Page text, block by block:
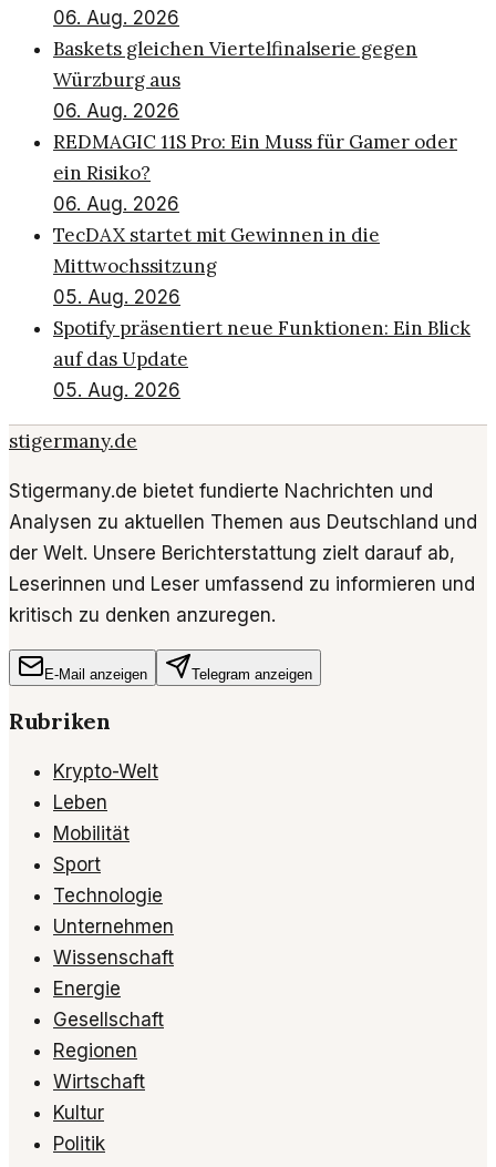
06. Aug. 2026
Baskets gleichen Viertelfinalserie gegen
Würzburg aus
06. Aug. 2026
REDMAGIC 11S Pro: Ein Muss für Gamer oder
ein Risiko?
06. Aug. 2026
TecDAX startet mit Gewinnen in die
Mittwochssitzung
05. Aug. 2026
Spotify präsentiert neue Funktionen: Ein Blick
auf das Update
05. Aug. 2026
stigermany.de
Stigermany.de bietet fundierte Nachrichten und
Analysen zu aktuellen Themen aus Deutschland und
der Welt. Unsere Berichterstattung zielt darauf ab,
Leserinnen und Leser umfassend zu informieren und
kritisch zu denken anzuregen.
E-Mail anzeigen Telegram anzeigen
Rubriken
Krypto-Welt
Leben
Mobilität
Sport
Technologie
Unternehmen
Wissenschaft
Energie
Gesellschaft
Regionen
Wirtschaft
Kultur
Politik